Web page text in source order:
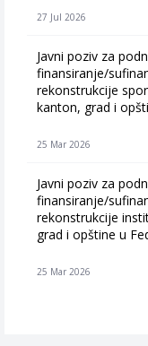
27 Jul 2026
Javni poziv za
finansiranje/
rekonstrukcije
kanton, grad i
25 Mar 2026
Javni poziv za
finansiranje/
rekonstrukcije
grad i opštine u
25 Mar 2026